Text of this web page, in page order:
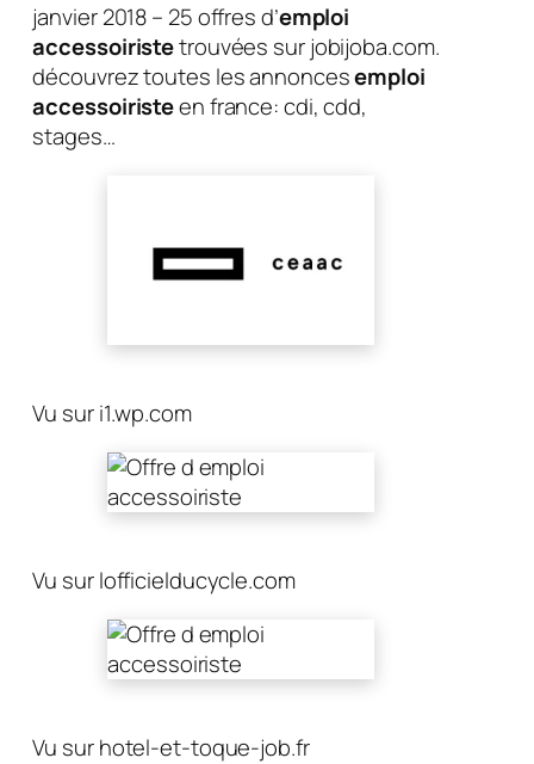
janvier 2018 – 25 offres d’emploi
accessoiristetrouvées sur jobijoba.com.
découvrez toutes les annoncesemploi
accessoiristeen france: cdi, cdd,
stages…
Vu sur i1.wp.com
Vu sur lofficielducycle.com
Vu sur hotel-et-toque-job.fr